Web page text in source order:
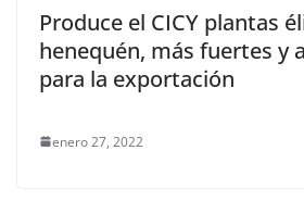
Produce el CICY plantas
henequén, más fuertes y
para la exportación
enero 27, 2022